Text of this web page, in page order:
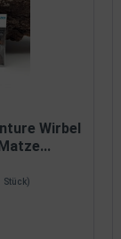
Wirbel
Stück)